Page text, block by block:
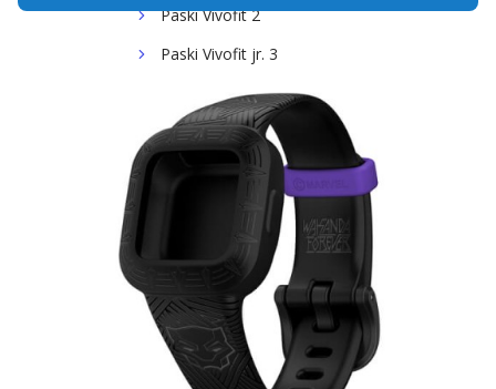
Paski Vivofit 2
Paski Vivofit jr. 3
Paski Vivofit jr. 2
Paski Vivofit jr.
Paski Instinct
Paski Forerunner 45/45S
Paski Lily 2
Paski Lily
Paski Swim 2
Paski dla pozostałych